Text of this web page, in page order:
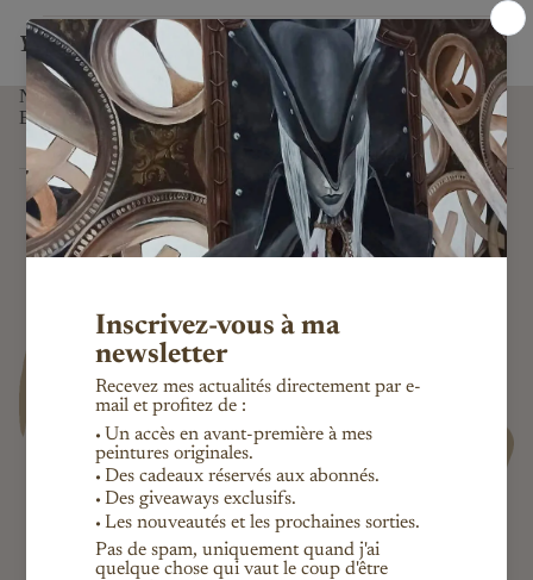
You might also like...
NEWSLETTER
E-mail
Subscribe